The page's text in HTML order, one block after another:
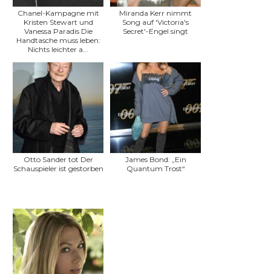
Chanel-Kampagne mit
Kristen Stewart und
Vanessa Paradis Die
Handtasche muss leben:
Nichts leichter a...
Miranda Kerr nimmt
Song auf 'Victoria's
Secret'-Engel singt
Otto Sander tot Der
Schauspieler ist gestorben
James Bond: „Ein
Quantum Trost“